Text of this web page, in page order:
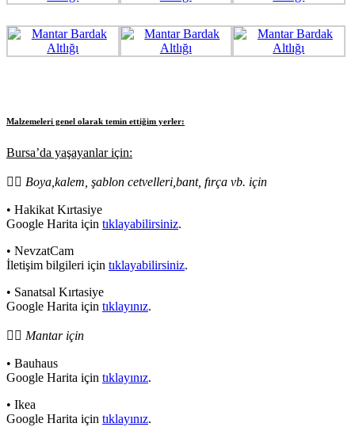
Malzemeleri genel olarak temin ettiğim yerler:
Bursa’da yaşayanlar için:
👇🏻 Boya,kalem, şablon cetvelleri,bant, fırça vb. için
• Hakikat Kırtasiye
Google Harita için tıklayabilirsiniz.
• NevzatCam
İletişim bilgileri için tıklayabilirsiniz.
• Sanatsal Kırtasiye
Google Harita için tıklayınız.
👇🏻 Mantar için
• Bauhaus
Google Harita için tıklayınız.
• Ikea
Google Harita için tıklayınız.